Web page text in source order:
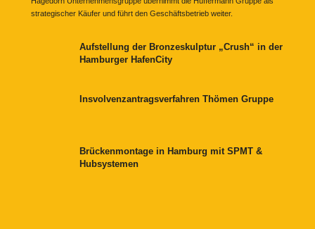
strategischer Käufer und führt den Geschäftsbetrieb weiter.
Aufstellung der Bronzeskulptur „Crush“ in der
Hamburger HafenCity
Insvolvenzantragsverfahren Thömen Gruppe
Brückenmontage in Hamburg mit SPMT &
Hubsystemen